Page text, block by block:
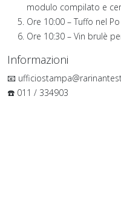
modulo compilato e
Ore 10:00 – Tuffo nel Po
Ore 10:30 – Vin brulè
Informazioni
📧
☎️ 011 / 334903